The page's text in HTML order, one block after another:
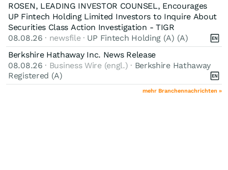
ROSEN, LEADING INVESTOR COUNSEL, Encourages
UP Fintech Holding Limited Investors to Inquire About
Securities Class Action Investigation - TIGR
08.08.26 · newsfile · UP Fintech Holding (A) (A)
Berkshire Hathaway Inc. News Release
08.08.26 · Business Wire (engl.) · Berkshire Hathaway
Registered (A)
mehr Branchennachrichten »